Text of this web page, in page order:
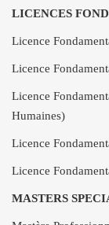
LICENCES
Licence
Licence
Licence
Humaines)
Licence
Licence
MASTERS